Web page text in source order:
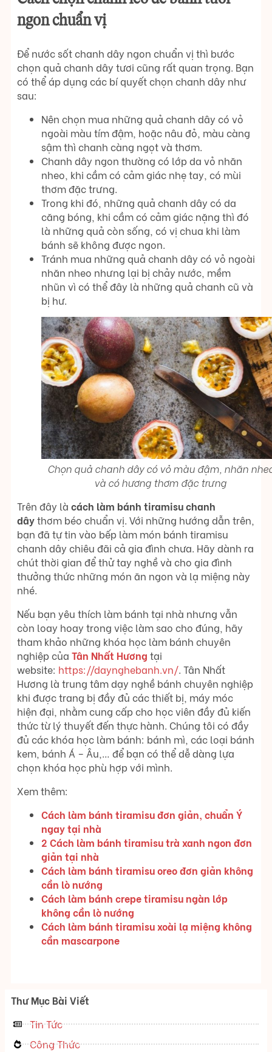
ngon chuẩn vị
Để nước sốt chanh dây ngon chuẩn vị thì bước
chọn quả chanh dây tươi cũng rất quan trọng. Bạn
có thể áp dụng các bí quyết chọn chanh dây như
sau:
Nên chọn mua những quả chanh dây có vỏ
ngoài màu tím đậm, hoặc nâu đỏ, màu càng
sậm thì chanh càng ngọt và thơm.
Chanh dây ngon thường có lớp da vỏ nhăn
nheo, khi cầm có cảm giác nhẹ tay, có mùi
thơm đặc trưng.
Trong khi đó, những quả chanh dây có da
căng bóng, khi cầm có cảm giác nặng thì đó
là những quả còn sống, có vị chua khi làm
bánh sẽ không được ngon.
Tránh mua những quả chanh dây có vỏ ngoài
nhăn nheo nhưng lại bị chảy nước, mềm
nhũn vì có thể đây là những quả chanh cũ và
bị hư.
Chọn quả chanh dây có vỏ màu đậm, nhăn
và có hương thơm đặc trưng
Trên đây là cách làm bánh tiramisu chanh
dâythơm béo chuẩn vị. Với những hướng dẫn trên,
bạn đã tự tin vào bếp làm món bánh tiramisu
chanh dây chiêu đãi cả gia đình chưa. Hãy dành ra
chút thời gian để thử tay nghề và cho gia đình
thưởng thức những món ăn ngon và lạ miệng này
nhé.
Nếu bạn yêu thích làm bánh tại nhà nhưng vẫn
còn loay hoay trong việc làm sao cho đúng, hãy
tham khảo những khóa học làm bánh chuyên
nghiệp của Tân Nhất Hương tại
website: https://daynghebanh.vn/. Tân Nhất
Hương là trung tâm dạy nghề bánh chuyên nghiệp
khi được trang bị đầy đủ các thiết bị, máy móc
hiện đại, nhằm cung cấp cho học viên đầy đủ kiến
thức từ lý thuyết đến thực hành. Chúng tôi có đầy
đủ các khóa học làm bánh: bánh mì, các loại bánh
kem, bánh Á – Âu,… để bạn có thể dễ dàng lựa
chọn khóa học phù hợp với mình.
Xem thêm:
Cách làm bánh tiramisu đơn giản, chuẩn Ý
ngay tại nhà
2 Cách làm bánh tiramisu trà xanh ngon đơn
giản tại nhà
Cách làm bánh tiramisu oreo đơn giản không
cần lò nướng
Cách làm bánh crepe tiramisu ngàn lớp
không cần lò nướng
Cách làm bánh tiramisu xoài lạ miệng không
cần mascarpone
Thư Mục Bài Viết
Tin Tức
Công Thức